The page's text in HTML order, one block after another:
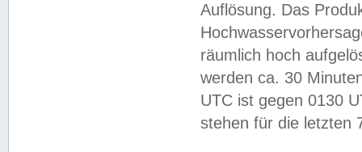
Auflösung. Das
räumlich hoch
werden ca. 30
UTC ist gegen 0130
stehen für die letzten